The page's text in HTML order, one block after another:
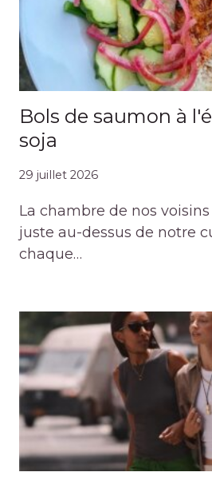
Bols de saumon à
soja
29 juillet 2026
La chambre de nos
juste au-dessus de notre
chaque…